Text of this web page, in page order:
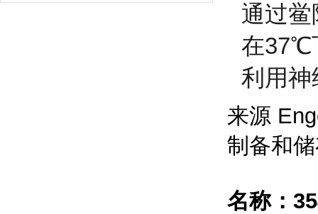
通过
在37℃
利用神
来源
制备和
名称：